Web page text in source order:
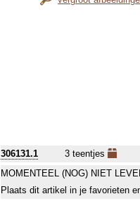
306131.1
3 teentjes
MOMENTEEL (NOG) NIET
Plaats dit artikel in je favorieten